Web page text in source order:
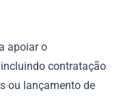
apoiar o
contratação
ou lançamento de